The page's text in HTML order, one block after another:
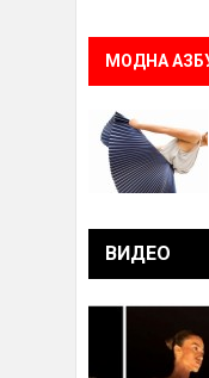
МОДНА
ВИДЕО